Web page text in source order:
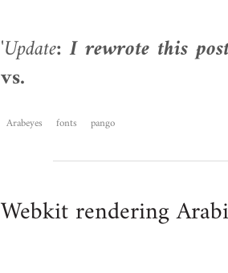
'Update: I rewrote this
vs.
Arabeyes fonts pango
Webkit rendering